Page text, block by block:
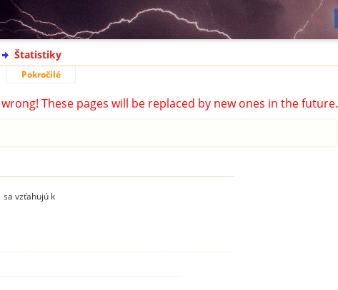
Štatistiky
Pokročilé
These pages will be replaced by new ones in the future.
vzťahujú k